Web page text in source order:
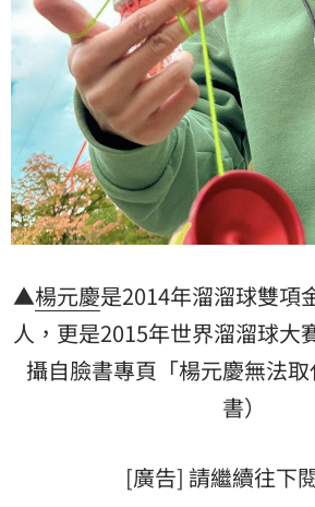
▲楊元慶是2014年溜溜球雙項
人，更是2015年世界溜溜球大
攝自臉書專頁「楊元慶無法
書）
[廣告] 請繼續往下